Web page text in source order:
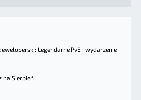
Legendarne PvE i wydarzenie
na Sierpień